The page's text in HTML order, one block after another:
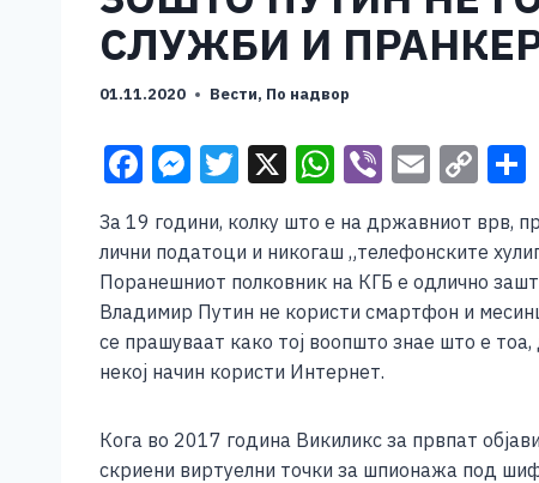
СЛУЖБИ И
01.11.2020 Вести, По надвор
F
a
c
e
b
o
o
k
M
ss
e
n
g
er
T
tt
er
X W
at
s
A
p
p
Vi
er
E
ai
l
C
p
y
Li
n
За 19 години, колку што е на државниот врв,
лични податоци и никогаш „телефонските
Поранешниот полковник на КГБ е одлично
Владимир Путин не користи смартфон и
се прашуваат како тој воопшто знае што е
некој начин користи Интернет.
Кога во 2017 година Викиликс за првпат
скриени виртуелни точки за шпионажа под